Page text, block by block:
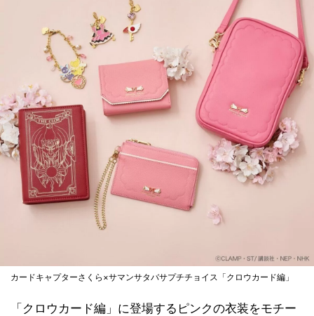
カードキャプターさくら×サマンサタバサプチチョイス「クロウカード編」
「クロウカード編」に登場するピンクの衣装をモチー